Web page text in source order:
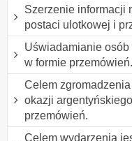
Szerzenie informacji
postaci ulotkowej i
Uświadamianie
w formie przemówień.
Celem
okazji
przemówień.
Celem wydarzenia